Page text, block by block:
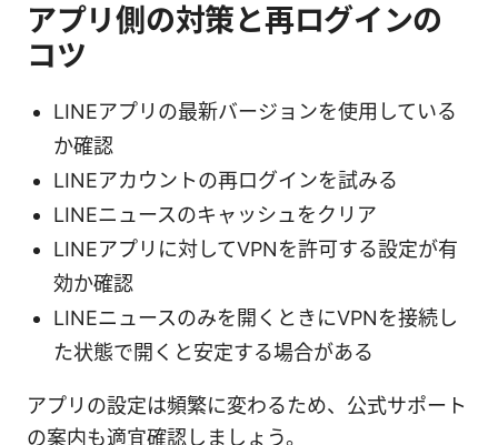
アプリ側の対策と再ログインの
コツ
LINEアプリの最新バージョンを使用している
か確認
LINEアカウントの再ログインを試みる
LINEニュースのキャッシュをクリア
LINEアプリに対してVPNを許可する設定が有
効か確認
LINEニュースのみを開くときにVPNを接続し
た状態で開くと安定する場合がある
アプリの設定は頻繁に変わるため、公式サポート
の案内も適宜確認しましょう。